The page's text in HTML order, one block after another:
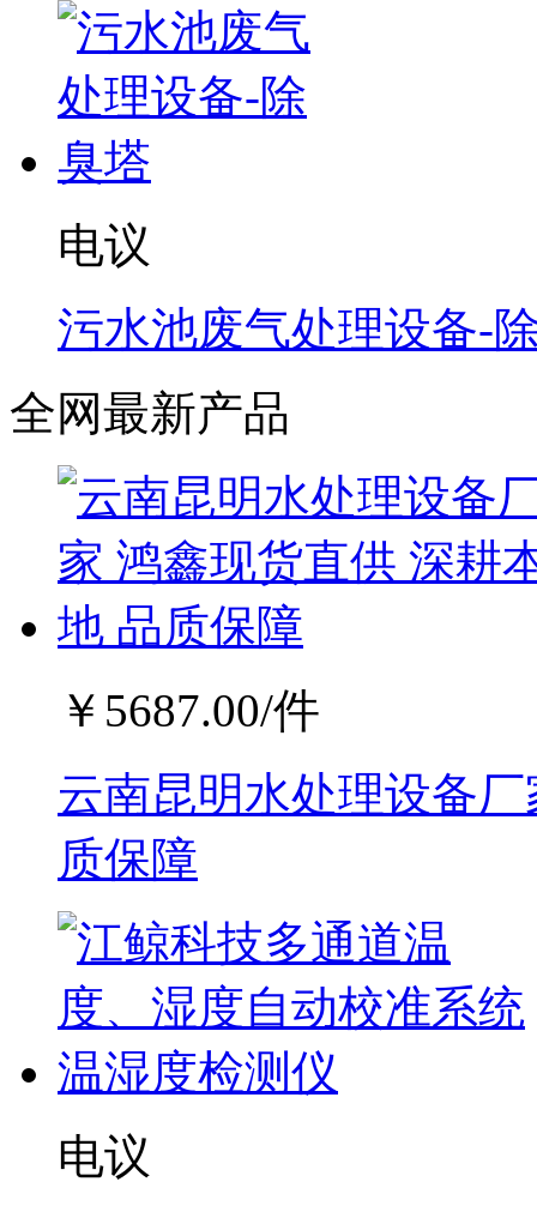
电议
污水池废气处理设备-
全网最新产品
￥ 5687.00/件
云南昆明水处理设备
质保障
电议